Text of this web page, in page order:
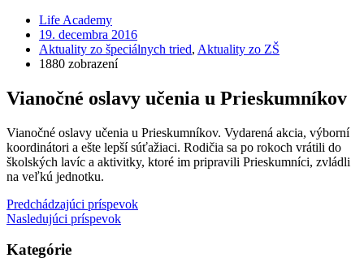
Life Academy
19. decembra 2016
Aktuality zo špeciálnych tried, Aktuality zo ZŠ
1880 zobrazení
Vianočné oslavy učenia u Prieskumníkov
Vianočné oslavy učenia u Prieskumníkov. Vydarená akcia, výborní
koordinátori a ešte lepší súťažiaci. Rodičia sa po rokoch vrátili do
školských lavíc a aktivitky, ktoré im pripravili Prieskumníci, zvládli
na veľkú jednotku.​
Predchádzajúci príspevok
Nasledujúci príspevok
Kategórie